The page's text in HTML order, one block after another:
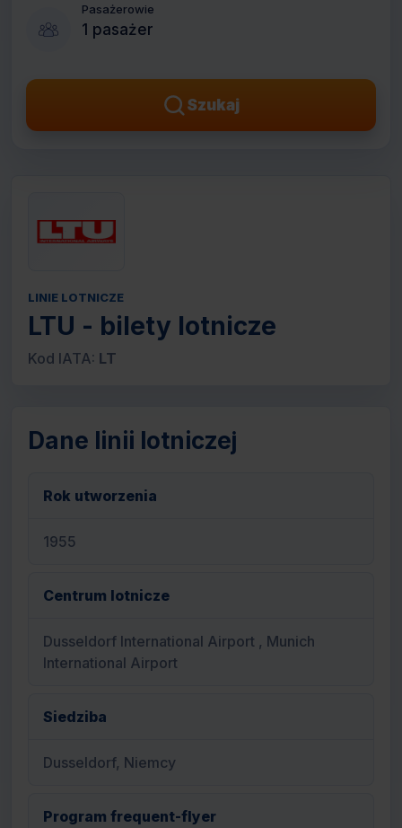
Pasażerowie
1 pasażer
Szukaj
LINIE LOTNICZE
LTU - bilety lotnicze
Kod IATA: LT
Dane linii lotniczej
Rok utworzenia
1955
Centrum lotnicze
Dusseldorf International Airport , Munich
International Airport
Siedziba
Dusseldorf, Niemcy
Program frequent-flyer